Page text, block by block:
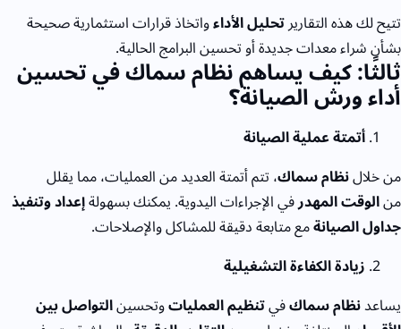
تتيح لك هذه التقاريرتحليل الأداءواتخاذ قرارات استثمارية صحيحة
بشأن شراء معدات جديدة أو تحسين البرامج الحالية.
ثالثًا: كيف يساهم نظام سماك في تحسين
أداء ورش الصيانة؟
أتمتة عملية الصيانة
من خلالنظام سماك، تتم أتمتة العديد من العمليات، مما يقلل
منالوقت المهدرفي الإجراءات اليدوية. يمكنك بسهولةإعداد وتنفيذ
جداول الصيانةمع متابعة دقيقة للمشاكل والإصلاحات.
زيادة الكفاءة التشغيلية
يساعدنظام سماكفيتنظيم العملياتوتحسينالتواصل بين